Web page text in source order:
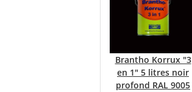
Brantho Korrux "3
en 1" 5 litres noir
profond RAL 9005